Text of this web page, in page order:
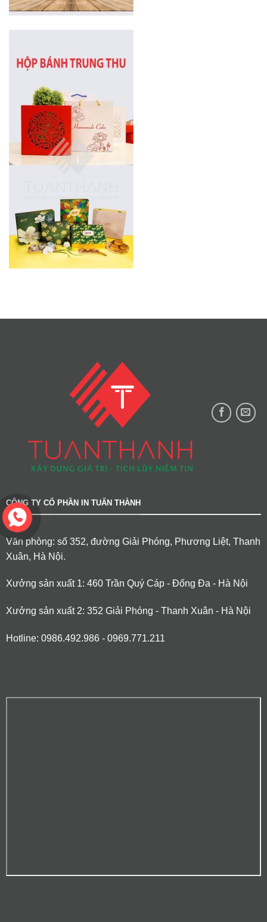
CÔNG TY CỔ PHẦN IN TUẤN THÀNH
Văn phòng: số 352, đường Giải Phóng, Phương Liệt, Thanh
Xuân, Hà Nội.
Xưởng sản xuất 1: 460 Trần Quý Cáp - Đống Đa - Hà Nội
Xưởng sản xuất 2: 352 Giải Phóng - Thanh Xuân - Hà Nội
Hotline: 0986.492.986 - 0969.771.211